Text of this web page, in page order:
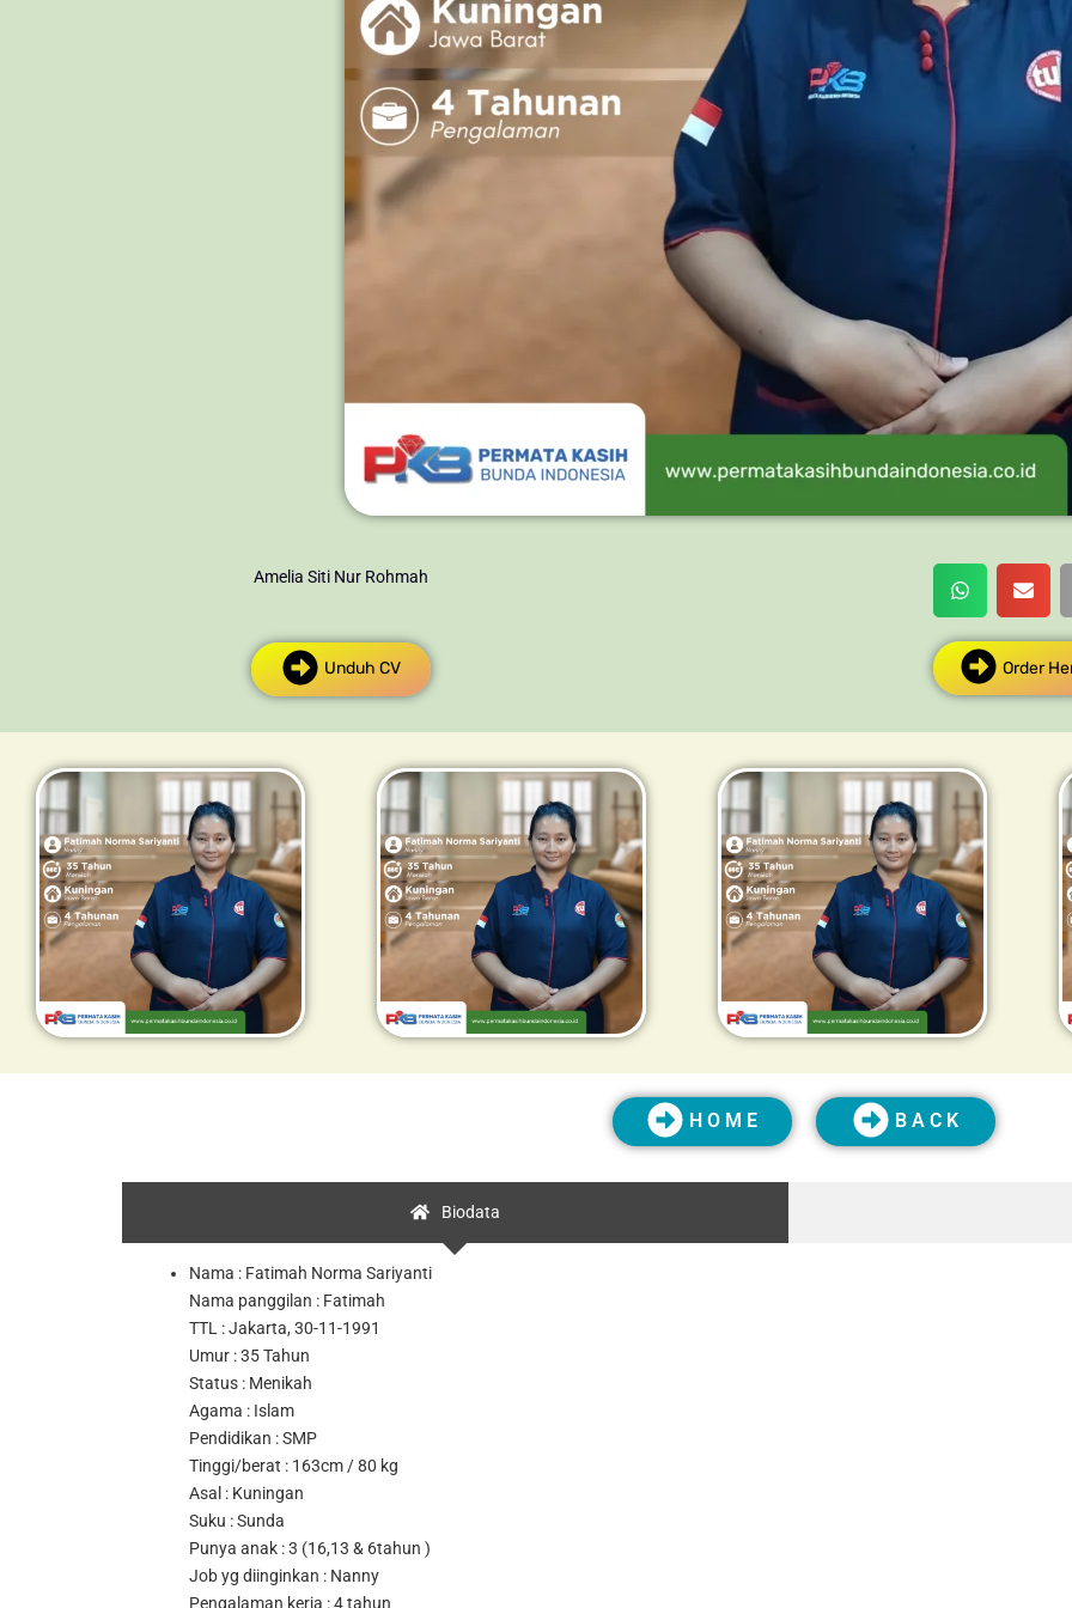
Amelia Siti Nur Rohmah
Unduh CV Order
H O M E B A C K
Biodata
Nama : Fatimah Norma Sariyanti
Nama panggilan : Fatimah
TTL : Jakarta, 30-11-1991
Umur : 35 Tahun
Status : Menikah
Agama : Islam
Pendidikan : SMP
Tinggi/berat : 163cm / 80 kg
Asal : Kuningan
Suku : Sunda
Punya anak : 3 (16,13 & 6tahun )
Job yg diinginkan : Nanny
Pengalaman kerja : 4 tahun